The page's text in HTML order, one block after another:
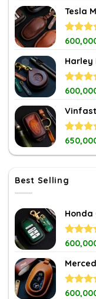
Tesla
Rated
Harley
Rated
Rated
Best Selling
Honda
Rated
of 5
Rated